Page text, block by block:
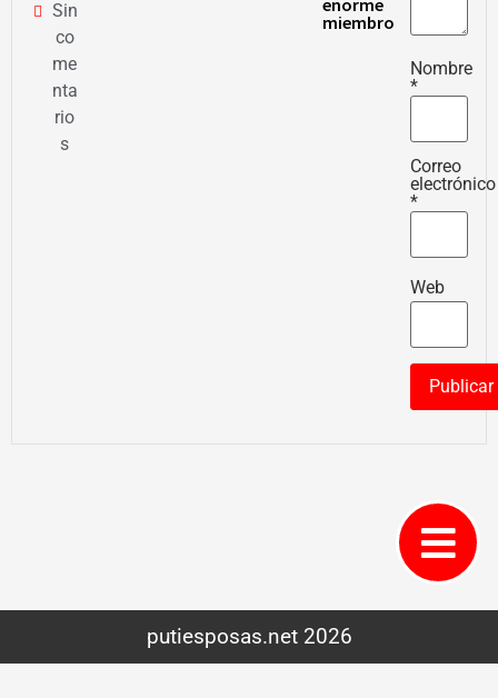
Sin
co
me
nta
rio
s
enorme
miembro
Nombre
*
Correo
electrónico
*
Web
putiesposas.net 2026